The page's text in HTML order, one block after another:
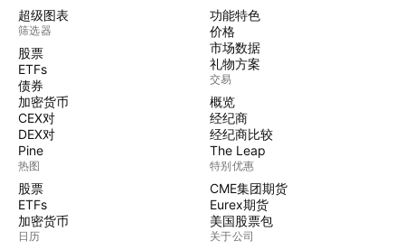
超级图表
筛选器
股票
ETFs
债券
加密货币
CEX对
DEX对
Pine
热图
股票
ETFs
加密货币
日历
功能特色
价格
市场数据
礼物方案
交易
概览
经纪商
经纪商比较
The Leap
特别优惠
CME集团期货
Eurex期货
美国股票包
关于公司